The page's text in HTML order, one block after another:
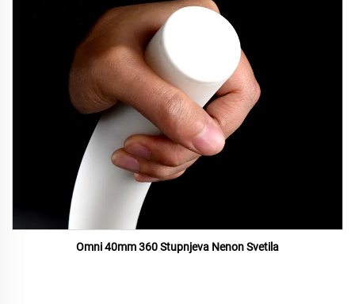
Omni 40mm 360 Stupnjeva Nenon Svetila